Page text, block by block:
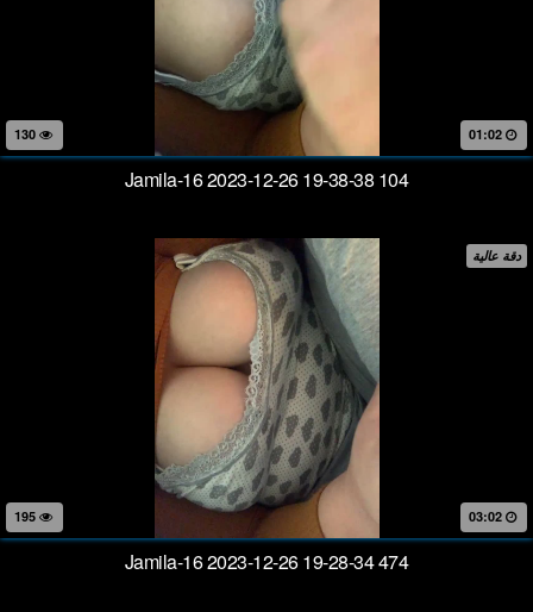
01:02
Jamila-16 2023-12-26 19-38-38 104
دقة عالية
03:02
Jamila-16 2023-12-26 19-28-34 474